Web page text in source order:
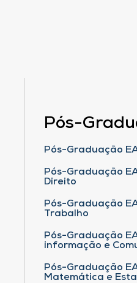
Pós-
Pós-Graduação
Pós-Graduação
Direito
Pós-Graduação
Trabalho
Pós-Graduação
informação e
Pós-Graduação
Matemática e